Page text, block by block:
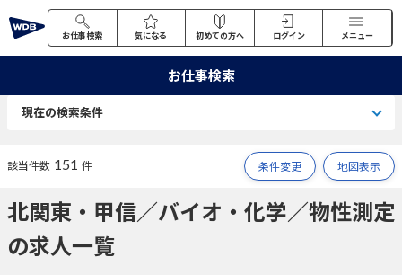
お仕事検索 気になる 初めての方へ ログイン メニュー
お仕事検索
現在の検索条件
該当件数 151 件 条件変更 地図表示
北関東・甲信／バイオ・化学／物性測定
の求人一覧